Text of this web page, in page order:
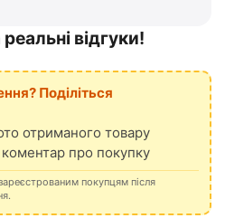
відгуки!
Поділіться
отриманого товару
про покупку
покупцям після